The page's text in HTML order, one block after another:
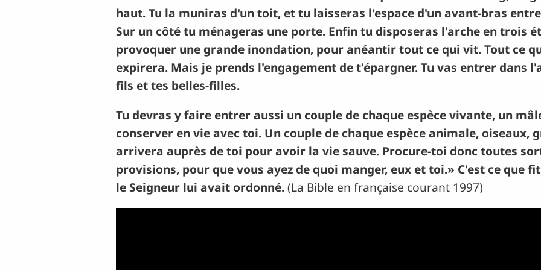
haut. Tu la muniras d'un toit, et tu laisseras l'espace d'un avant-bras
Sur un côté tu ménageras une porte. Enfin tu disposeras l'arche en trois
provoquer une grande inondation, pour anéantir tout ce qui vit. Tout ce
expirera. Mais je prends l'engagement de t'épargner. Tu vas entrer dans
fils et tes belles-filles.
Tu devras y faire entrer aussi un couple de chaque espèce vivante, un
conserver en vie avec toi. Un couple de chaque espèce animale, oiseaux,
arrivera auprès de toi pour avoir la vie sauve. Procure-toi donc toutes
provisions, pour que vous ayez de quoi manger, eux et toi.» C'est ce que
le Seigneur lui avait ordonné.(La Bible en française courant 1997)